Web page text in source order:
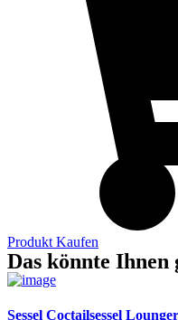
Produkt Kaufen
Das könnte Ihnen
Sessel Coctailsessel